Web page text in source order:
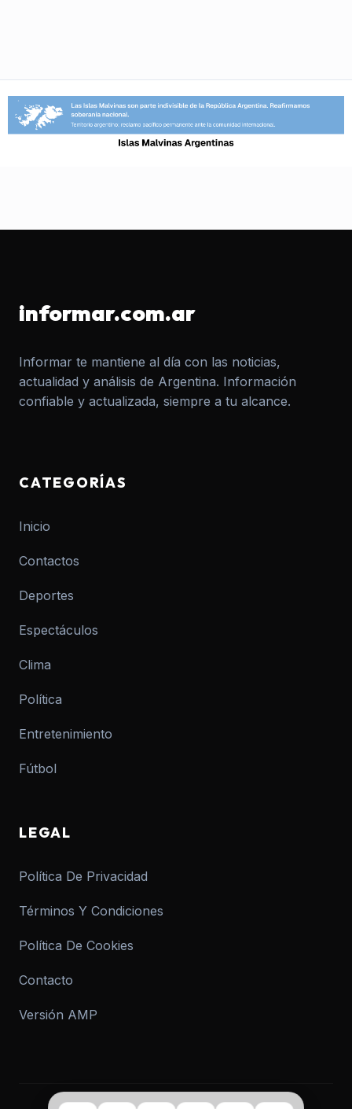
informar.com.ar
Informar te mantiene al día con las noticias,
actualidad y análisis de Argentina. Información
confiable y actualizada, siempre a tu alcance.
CATEGORÍAS
Inicio
Contactos
Deportes
Espectáculos
Clima
Política
Entretenimiento
Fútbol
LEGAL
Política De Privacidad
Términos Y Condiciones
Política De Cookies
Contacto
Versión AMP